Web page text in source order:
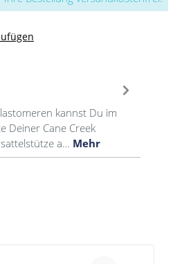
kannst Du im
Deiner Cane Creek
a… Mehr